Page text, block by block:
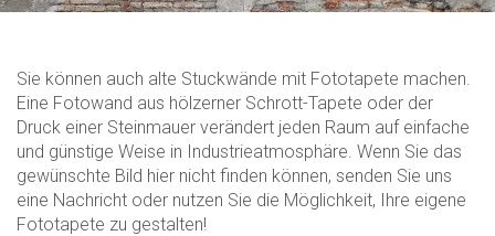
Sie können auch alte Stuckwände mit Fototapete machen.
Eine Fotowand aus hölzerner Schrott-Tapete oder der
Druck einer Steinmauer verändert jeden Raum auf einfache
und günstige Weise in Industrieatmosphäre. Wenn Sie das
gewünschte Bild hier nicht finden können, senden Sie uns
eine Nachricht oder nutzen Sie die Möglichkeit, Ihre eigene
Fototapete zu gestalten!